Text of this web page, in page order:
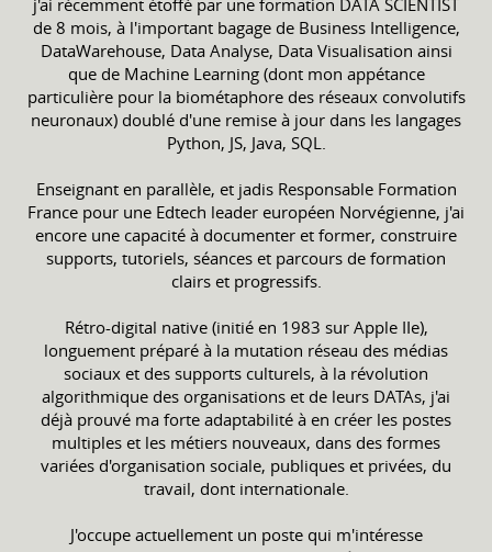
de 8 mois, à l'important bagage de Business Intelligence,
DataWarehouse, Data Analyse, Data Visualisation ainsi
que de Machine Learning (dont mon appétance
particulière pour la biométaphore des réseaux convolutifs
neuronaux) doublé d'une remise à jour dans les langages
Python, JS, Java, SQL.
Enseignant en parallèle, et jadis Responsable Formation
France pour une Edtech leader européen Norvégienne, j'ai
encore une capacité à documenter et former, construire
supports, tutoriels, séances et parcours de formation
clairs et progressifs.
Rétro-digital native (initié en 1983 sur Apple IIe),
longuement préparé à la mutation réseau des médias
sociaux et des supports culturels, à la révolution
algorithmique des organisations et de leurs DATAs, j'ai
déjà prouvé ma forte adaptabilité à en créer les postes
multiples et les métiers nouveaux, dans des formes
variées d'organisation sociale, publiques et privées, du
travail, dont internationale.
J'occupe actuellement un poste qui m'intéresse